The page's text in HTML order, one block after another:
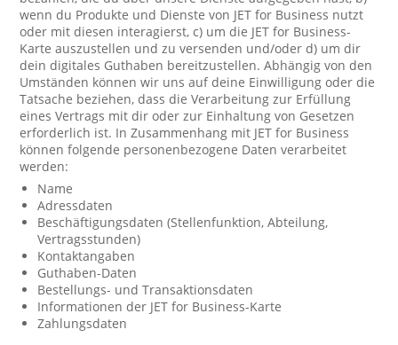
wenn du Produkte und Dienste von JET for Business nutzt
oder mit diesen interagierst, c) um die JET for Business-
Karte auszustellen und zu versenden und/oder d) um dir
dein digitales Guthaben bereitzustellen. Abhängig von den
Umständen können wir uns auf deine Einwilligung oder die
Tatsache beziehen, dass die Verarbeitung zur Erfüllung
eines Vertrags mit dir oder zur Einhaltung von Gesetzen
erforderlich ist. In Zusammenhang mit JET for Business
können folgende personenbezogene Daten verarbeitet
werden:
Name
Adressdaten
Beschäftigungsdaten (Stellenfunktion, Abteilung,
Vertragsstunden)
Kontaktangaben
Guthaben-Daten
Bestellungs- und Transaktionsdaten
Informationen der JET for Business-Karte
Zahlungsdaten